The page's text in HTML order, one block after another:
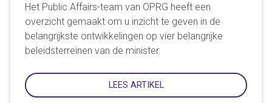
Het Public Affairs-team van OPRG heeft een
overzicht gemaakt om u inzicht te geven in de
belangrijkste ontwikkelingen op vier belangrijke
beleidsterreinen van de minister.
LEES ARTIKEL